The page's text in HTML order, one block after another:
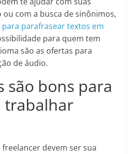
com a busca de sinônimos,
parafrasear textos em
para quem tem
são as ofertas para
de áudio.
são bons para
trabalhar
devem ser sua